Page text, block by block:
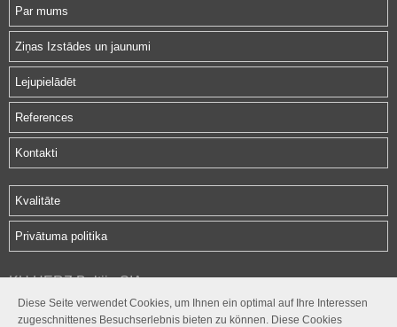
Diese Seite verwendet Cookies, um Ihnen ein optimal auf Ihre Interessen
zugeschnittenes Besuchserlebnis bieten zu können. Diese Cookies
Par mums
Ziņas Izstādes un jaunumi
Lejupielādēt
References
Kontakti
Kvalitāte
Privātuma politika
KU HERZ Baltija SIA
Hipokrāta iela 2d